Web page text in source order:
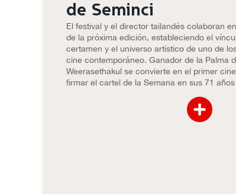
de Seminci
El festival y el director tailandés colaboran
de la próxima edición, estableciendo el
certamen y el universo artístico de uno de
cine contemporáneo. Ganador de la Palma
Weerasethakul se convierte en el primer
firmar el cartel de la Semana en sus 71